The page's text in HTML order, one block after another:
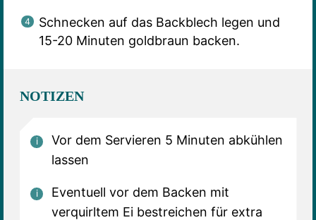
Schnecken auf das Backblech legen und
15-20 Minuten goldbraun backen.
NOTIZEN
Vor dem Servieren 5 Minuten abkühlen
lassen
Eventuell vor dem Backen mit
verquirltem Ei bestreichen für extra